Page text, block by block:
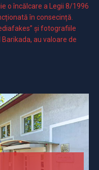
o încălcare a Legii 8/1996
în consecință.
și fotografiile
au valoare de